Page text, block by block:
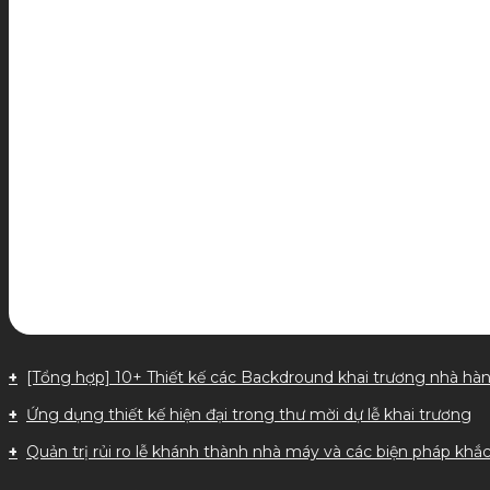
[Tổng hợp] 10+ Thiết kế các Backdround khai trương nhà
Ứng dụng thiết kế hiện đại trong thư mời dự lễ khai trương
Quản trị rủi ro lễ khánh thành nhà máy và các biện pháp